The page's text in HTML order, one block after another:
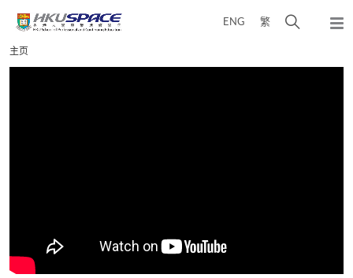
content
ENG 繁
弹
Main
content
主页